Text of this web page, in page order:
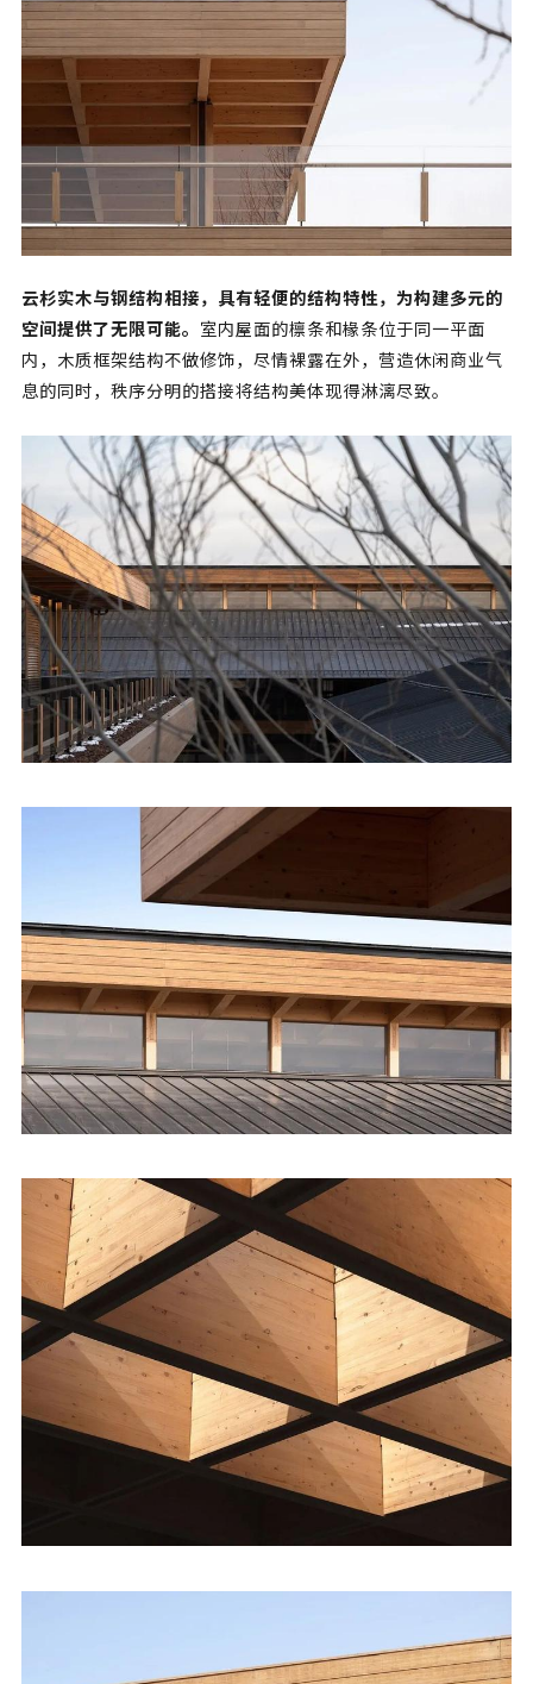
云杉实木与钢结构相接，具有轻便的结构特性，为构建多元的
空间提供了无限可能。 室内屋面的檩条和椽条位于同一平面
内，木质框架结构不做修饰，尽情裸露在外，营造休闲商业气
息的同时，秩序分明的搭接将结构美体现得淋漓尽致。